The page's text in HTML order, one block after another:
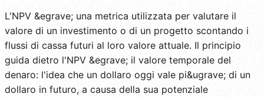
L'NPV &egrave; una metrica utilizzata per valutare il
valore di un investimento o di un progetto scontando i
flussi di cassa futuri al loro valore attuale. Il principio
guida dietro l'NPV &egrave; il valore temporale del
denaro: l'idea che un dollaro oggi vale pi&ugrave; di un
dollaro in futuro, a causa della sua potenziale